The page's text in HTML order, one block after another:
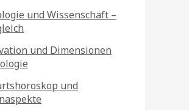
und Wissenschaft –
und Dimensionen
und